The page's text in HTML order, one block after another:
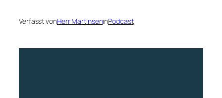
Verfasst vonHerr MartinseninPodcast